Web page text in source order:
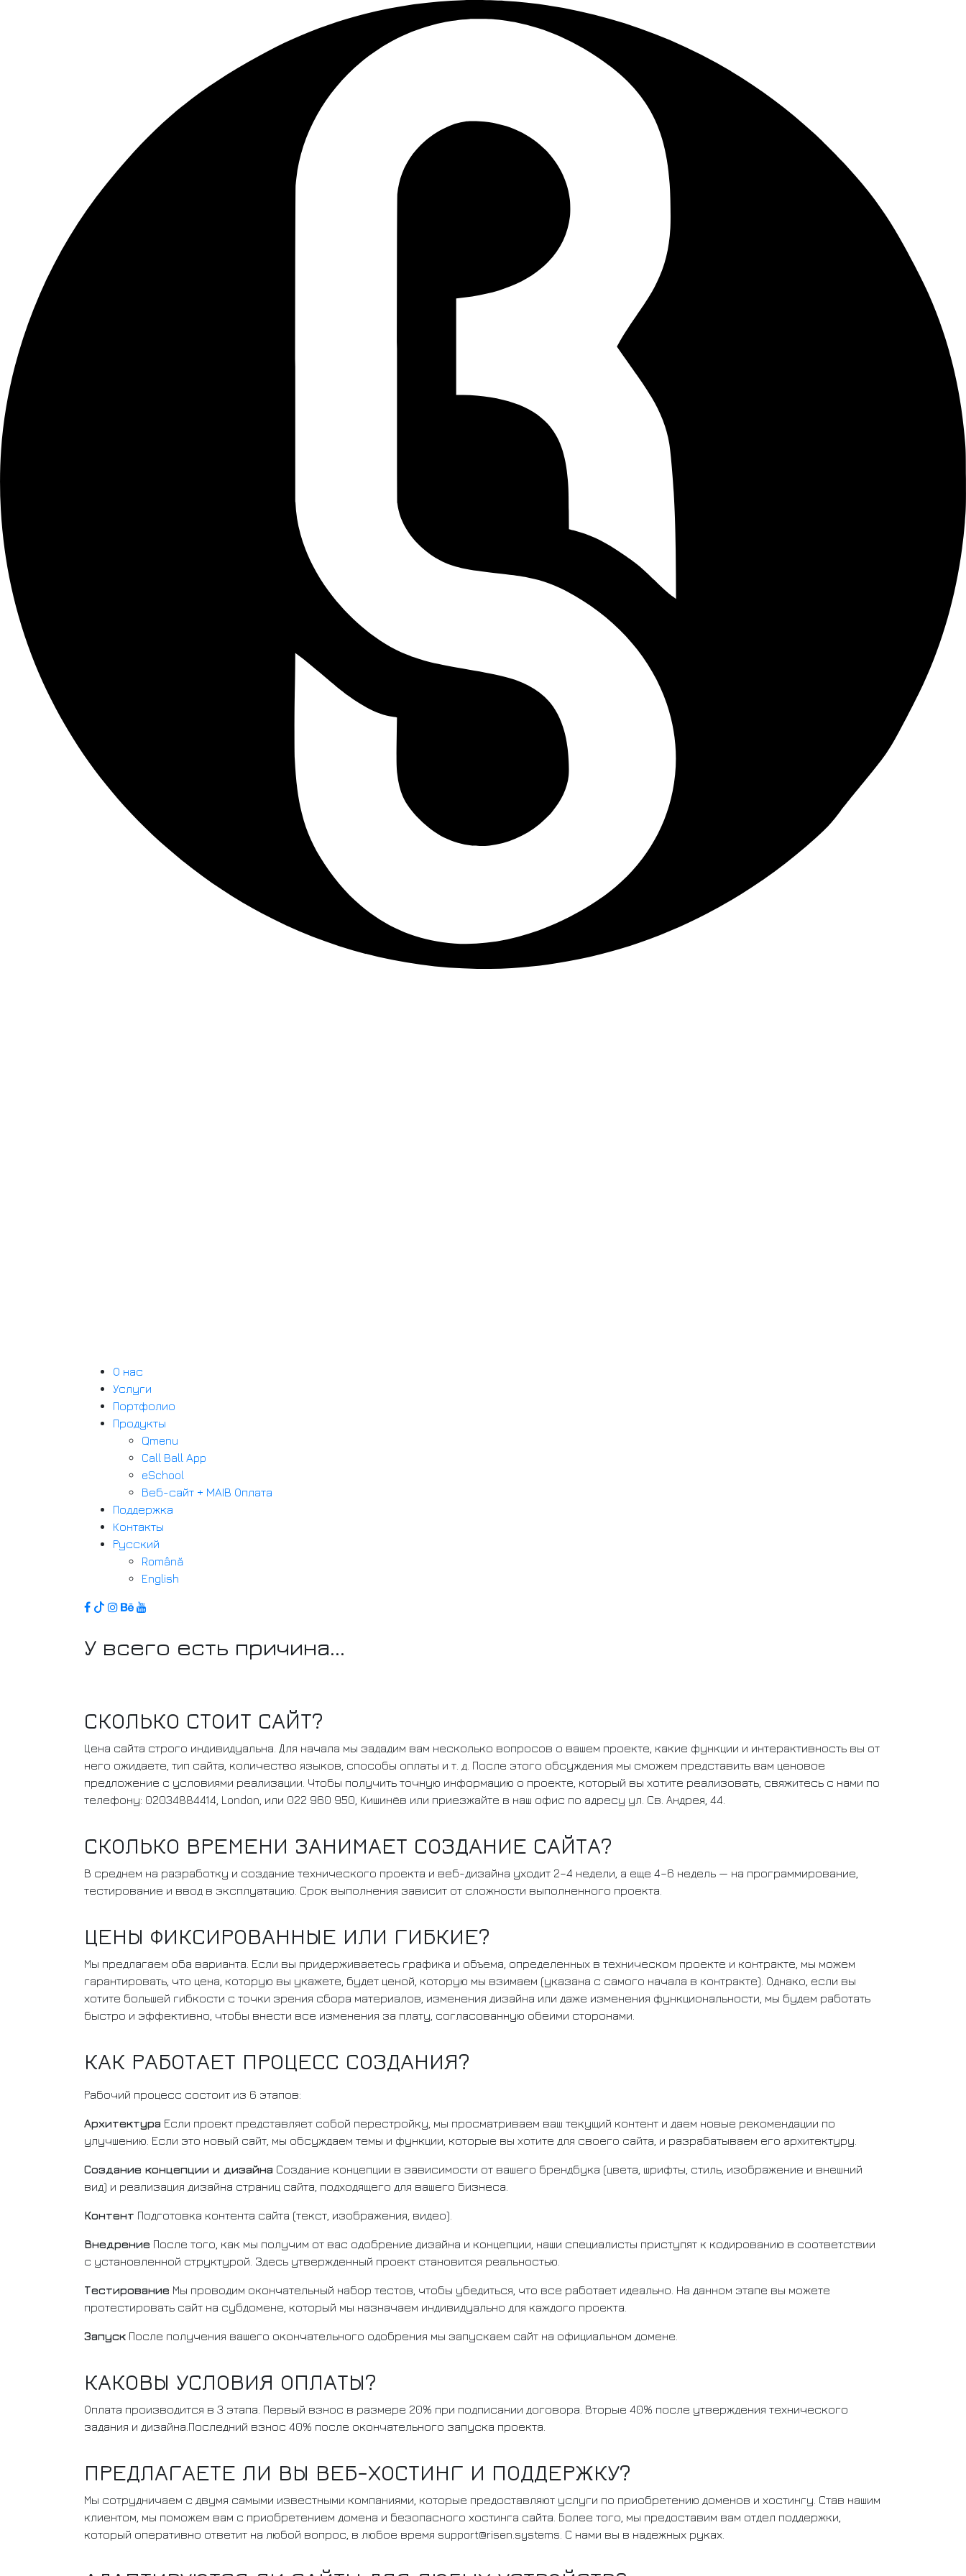
О нас
Услуги
Портфолио
Продукты
Qmenu
Call Ball App
eSchool
Веб-сайт + MAIB Оплата
Поддержка
Контакты
Русский
Română
English
У всего есть причина...
СКОЛЬКО СТОИТ САЙТ?
Цена сайта строго индивидуальна. Для начала мы зададим вам несколько вопросов о вашем проекте, какие функции и интерактивность вы от
него ожидаете, тип сайта, количество языков, способы оплаты и т. д. После этого обсуждения мы сможем представить вам ценовое
предложение с условиями реализации. Чтобы получить точную информацию о проекте, который вы хотите реализовать, свяжитесь с нами по
телефону: 02034884414, London, или 022 960 950, Кишинёв или приезжайте в наш офис по адресу ул. Св. Андрея, 44.
СКОЛЬКО ВРЕМЕНИ ЗАНИМАЕТ СОЗДАНИЕ САЙТА?
В среднем на разработку и создание технического проекта и веб-дизайна уходит 2–4 недели, а еще 4–6 недель — на программирование,
тестирование и ввод в эксплуатацию. Срок выполнения зависит от сложности выполненного проекта.
ЦЕНЫ ФИКСИРОВАННЫЕ ИЛИ ГИБКИЕ?
Мы предлагаем оба варианта. Если вы придерживаетесь графика и объема, определенных в техническом проекте и контракте, мы можем
гарантировать, что цена, которую вы укажете, будет ценой, которую мы взимаем (указана с самого начала в контракте). Однако, если вы
хотите большей гибкости с точки зрения сбора материалов, изменения дизайна или даже изменения функциональности, мы будем работать
быстро и эффективно, чтобы внести все изменения за плату, согласованную обеими сторонами.
КАК РАБОТАЕТ ПРОЦЕСС СОЗДАНИЯ?
Рабочий процесс состоит из 6 этапов:
Архитектура Если проект представляет собой перестройку, мы просматриваем ваш текущий контент и даем новые рекомендации по
улучшению. Если это новый сайт, мы обсуждаем темы и функции, которые вы хотите для своего сайта, и разрабатываем его архитектуру.
Создание концепции и дизайна Создание концепции в зависимости от вашего брендбука (цвета, шрифты, стиль, изображение и внешний
вид) и реализация дизайна страниц сайта, подходящего для вашего бизнеса.
Контент Подготовка контента сайта (текст, изображения, видео).
Внедрение После того, как мы получим от вас одобрение дизайна и концепции, наши специалисты приступят к кодированию в соответствии
с установленной структурой. Здесь утвержденный проект становится реальностью.
Тестирование Мы проводим окончательный набор тестов, чтобы убедиться, что все работает идеально. На данном этапе вы можете
протестировать сайт на субдомене, который мы назначаем индивидуально для каждого проекта.
Запуск После получения вашего окончательного одобрения мы запускаем сайт на официальном домене.
КАКОВЫ УСЛОВИЯ ОПЛАТЫ?
Оплата производится в 3 этапа. Первый взнос в размере 20% при подписании договора. Вторые 40% после утверждения технического
задания и дизайна.Последний взнос 40% после окончательного запуска проекта.
ПРЕДЛАГАЕТЕ ЛИ ВЫ ВЕБ-ХОСТИНГ И ПОДДЕРЖКУ?
Мы сотрудничаем с двумя самыми известными компаниями, которые предоставляют услуги по приобретению доменов и хостингу. Став нашим
клиентом, мы поможем вам с приобретением домена и безопасного хостинга сайта. Более того, мы предоставим вам отдел поддержки,
который оперативно ответит на любой вопрос, в любое время support@risen.systems. С нами вы в надежных руках.